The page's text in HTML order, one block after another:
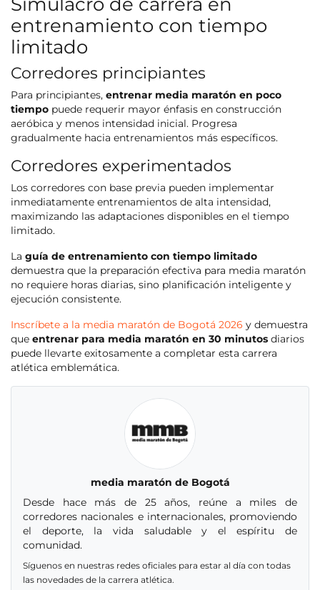
entrenamiento con tiempo
limitado
Corredores principiantes
Para principiantes, entrenar media maratón en poco
tiempo puede requerir mayor énfasis en construcción
aeróbica y menos intensidad inicial. Progresa
gradualmente hacia entrenamientos más específicos.
Corredores experimentados
Los corredores con base previa pueden implementar
inmediatamente entrenamientos de alta intensidad,
maximizando las adaptaciones disponibles en el tiempo
limitado.
La guía de entrenamiento con tiempo limitado
demuestra que la preparación efectiva para media maratón
no requiere horas diarias, sino planificación inteligente y
ejecución consistente.
Inscríbete a la media maratón de Bogotá 2026 y demuestra
que entrenar para media maratón en 30 minutos diarios
puede llevarte exitosamente a completar esta carrera
atlética emblemática.
media maratón de Bogotá
Desde hace más de 25 años, reúne a miles de
corredores nacionales e internacionales, promoviendo
el deporte, la vida saludable y el espíritu de
comunidad.
Síguenos en nuestras redes oficiales para estar al día con todas
las novedades de la carrera atlética.